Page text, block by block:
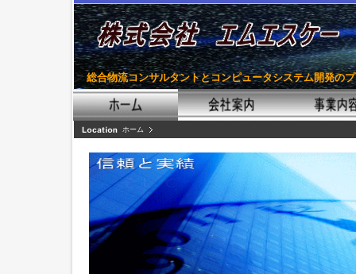
総合物流コンサルタントとコンピュータシステム開発の
ホーム